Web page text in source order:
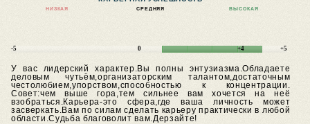
НИЗКАЯ СРЕДНЯЯ ВЫСОКАЯ
-5 0 +4 +5
У вас лидерский характер.Вы полны энтузиазма.Обладаете
деловым чутьём,организаторским талантом,достаточным
честолюбием,упорством,способностью к концентрации.
Совет:чем выше гора,тем сильнее вам хочется на неё
взобраться.Карьера-это сфера,где ваша личность может
засверкать.Вам по силам сделать карьеру практически в любой
области.Судьба благоволит вам.Дерзайте!